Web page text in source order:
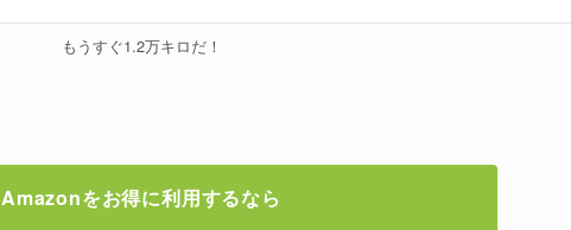
もうすぐ1.2万キロだ！
Amazonをお得に利用するなら